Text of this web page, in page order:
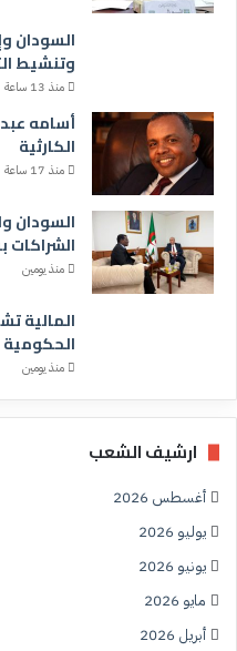
السودان
وتنشيط
منذ 13 ساعة
أسامه
الكارثية
منذ 17 ساعة
السودان
الشراكات
منذ يومين
المالية
الحكومية
منذ يومين
ارشيف الشعب
أغسطس 2026
يوليو 2026
يونيو 2026
مايو 2026
أبريل 2026